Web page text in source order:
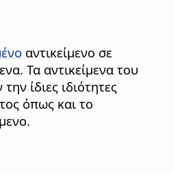
αντικείμενο σε
Τα αντικείμενα του
ίδιες ιδιότητες
όπως και το